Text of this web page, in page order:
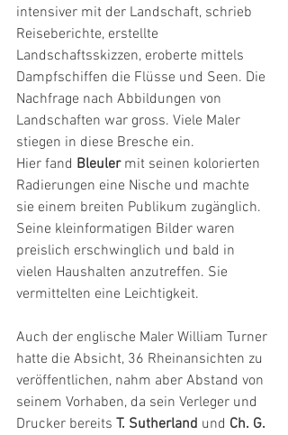
intensiver mit der Landschaft, schrieb
Reiseberichte, erstellte
Landschaftsskizzen, eroberte mittels
Dampfschiffen die Flüsse und Seen. Die
Nachfrage nach Abbildungen von
Landschaften war gross. Viele Maler
stiegen in diese Bresche ein.
Hier fand Bleuler mit seinen kolorierten
Radierungen eine Nische und machte
sie einem breiten Publikum zugänglich.
Seine kleinformatigen Bilder waren
preislich erschwinglich und bald in
vielen Haushalten anzutreffen. Sie
vermittelten eine Leichtigkeit.
Auch der englische Maler William Turner
hatte die Absicht, 36 Rheinansichten zu
veröffentlichen, nahm aber Abstand von
seinem Vorhaben, da sein Verleger und
Drucker bereits T. Sutherland und Ch. G.